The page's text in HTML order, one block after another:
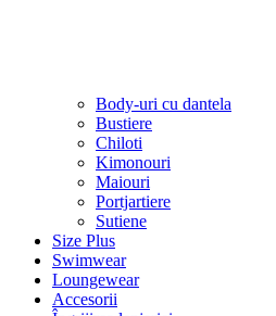
Body-uri cu dantela
Bustiere
Chiloti
Kimonouri
Maiouri
Portjartiere
Sutiene
Size Plus
Swimwear
Loungewear
Accesorii